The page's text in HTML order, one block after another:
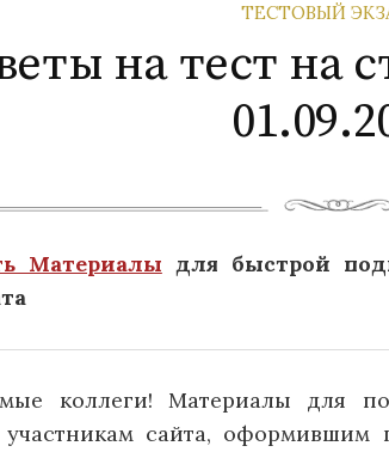
ТЕСТОВЫЙ
на тест на
Материалы для быстрой
коллеги! Материалы для
участникам сайта,